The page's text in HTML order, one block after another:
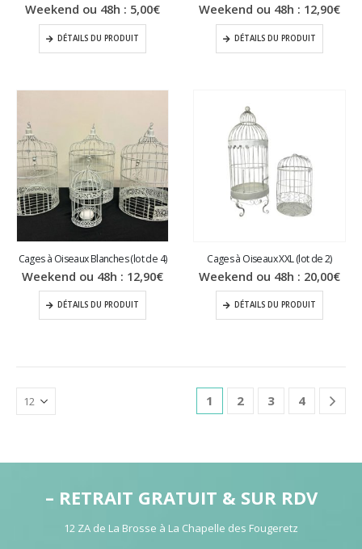
Weekend ou 48h : 5,00€
DÉTAILS DU PRODUIT
Weekend ou 48h : 12,90€
DÉTAILS DU PRODUIT
Cages à Oiseaux Blanches (lot de 4)
Weekend ou 48h : 12,90€
DÉTAILS DU PRODUIT
Cages à Oiseaux XXL (lot de 2)
Weekend ou 48h : 20,00€
DÉTAILS DU PRODUIT
1 2 3 4
– RETRAIT GRATUIT & SUR RDV
12 ZA de La Brosse à La Chapelle des Fougeretz